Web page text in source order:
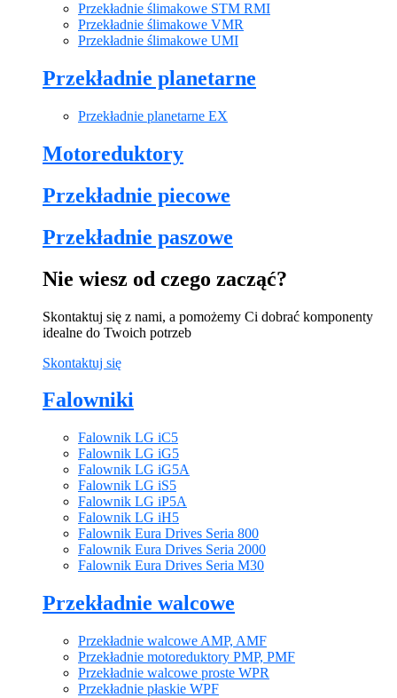
Przekładnie ślimakowe STM RMI
Przekładnie ślimakowe VMR
Przekładnie ślimakowe UMI
Przekładnie planetarne
Przekładnie planetarne EX
Motoreduktory
Przekładnie piecowe
Przekładnie paszowe
Nie wiesz od czego zacząć?
Skontaktuj się z nami, a pomożemy Ci dobrać komponenty
idealne do Twoich potrzeb
Skontaktuj się
Falowniki
Falownik LG iC5
Falownik LG iG5
Falownik LG iG5A
Falownik LG iS5
Falownik LG iP5A
Falownik LG iH5
Falownik Eura Drives Seria 800
Falownik Eura Drives Seria 2000
Falownik Eura Drives Seria M30
Przekładnie walcowe
Przekładnie walcowe AMP, AMF
Przekładnie motoreduktory PMP, PMF
Przekładnie walcowe proste WPR
Przekładnie płaskie WPF